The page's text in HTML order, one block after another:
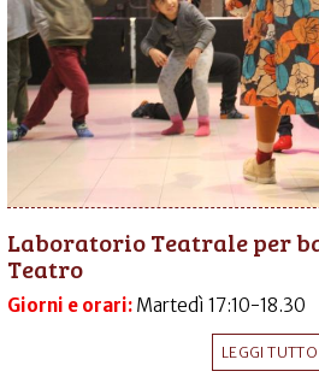
Laboratorio Teatrale per
Teatro
Giorni e orari: Martedì 17:10-18.30
LEGGI TUTTO